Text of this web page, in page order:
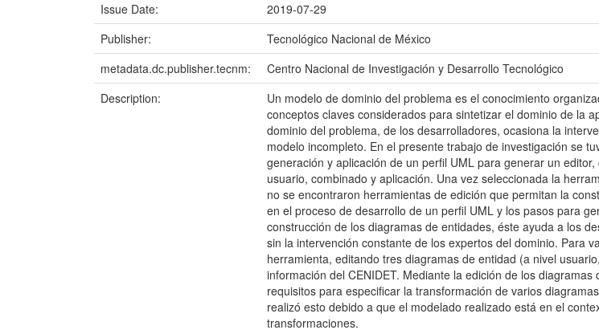
Issue Date:
2019-07-29
Publisher:
Tecnológico Nacional de México
metadata.dc.publisher.tecnm:
Centro Nacional de Investigación y Desarrollo Tecnológico
Description:
Un modelo de dominio del problema es el conocimiento
conceptos claves considerados para sintetizar el dominio de la
dominio del problema, de los desarrolladores, ocasiona la
modelo incompleto. En el presente trabajo de investigación se
generación y aplicación de un perfil UML para generar un
usuario, combinado y aplicación. Una vez seleccionada la
no se encontraron herramientas de edición que permitan la
en el proceso de desarrollo de un perfil UML y los pasos para
construcción de los diagramas de entidades, éste ayuda a los
sin la intervención constante de los expertos del dominio. Para
herramienta, editando tres diagramas de entidad (a nivel
información del CENIDET. Mediante la edición de los
requisitos para especificar la transformación de varios
realizó esto debido a que el modelado realizado está en el
transformaciones.